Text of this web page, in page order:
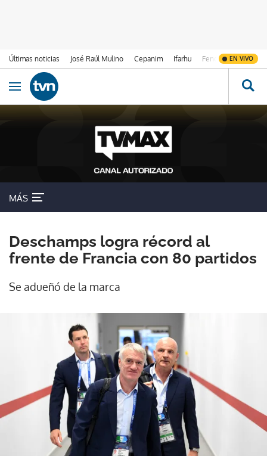
Últimas noticias José Raúl Mulino Cepanim Ifarhu Fenómeno de El
EN VIVO
Ir al contenido
Obrir navegació
MÁS
Deschamps logra récord al
frente de Francia con 80 partidos
Se adueñó de la marca